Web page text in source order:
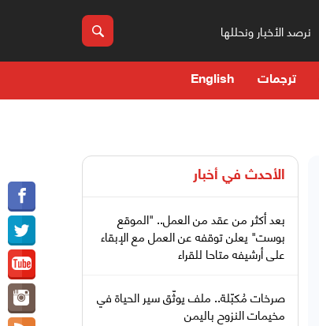
نرصد الأخبار ونحللها
ترجمات English
الأحدث في أخبار
بعد أكثر من عقد من العمل.. "الموقع
بوست" يعلن توقفه عن العمل مع الإبقاء
على أرشيفه متاحا للقراء
صرخات مُكبّلة.. ملف يوثّق سير الحياة في
مخيمات النزوح باليمن